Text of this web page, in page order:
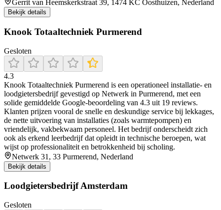
Gerrit van Heemskerkstraat 39, 1474 KC Oosthuizen, Nederland
Bekijk details
Knook Totaaltechniek Purmerend
Gesloten
4.3
Knook Totaaltechniek Purmerend is een operationeel installatie- en
loodgietersbedrijf gevestigd op Netwerk in Purmerend, met een
solide gemiddelde Google-beoordeling van 4.3 uit 19 reviews.
Klanten prijzen vooral de snelle en deskundige service bij lekkages,
de nette uitvoering van installaties (zoals warmtepompen) en
vriendelijk, vakbekwaam personeel. Het bedrijf onderscheidt zich
ook als erkend leerbedrijf dat opleidt in technische beroepen, wat
wijst op professionaliteit en betrokkenheid bij scholing.
Netwerk 31, 33 Purmerend, Nederland
Bekijk details
Loodgietersbedrijf Amsterdam
Gesloten